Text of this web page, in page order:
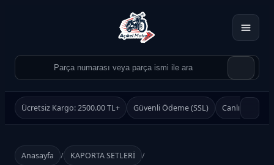
Ücretsiz Kargo: 2500.00 TL+ Güvenli Ödeme (SSL) Canlı Destek
Anasayfa / KAPORTA SETLERİ
/